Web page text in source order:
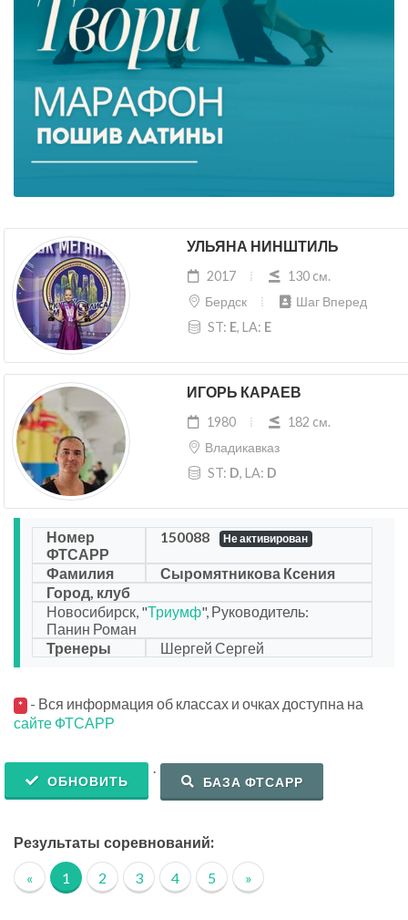
УЛЬЯНА НИНШТИЛЬ
2017
130 cм.
Бердск
Шаг Вперед
ST: E, LA: E
ИГОРЬ КАРАЕВ
1980
182 cм.
Владикавказ
ST: D, LA: D
Номер
ФТСАРР
150088 Не активирован
Фамилия
Сыромятникова Ксения
Город, клуб
Новосибирск, "Триумф", Руководитель:
Панин Роман
Тренеры
Шергей Сергей
* - Вся информация об классах и очках доступна на
сайте ФТСАРР
ОБНОВИТЬ
.
БАЗА ФТСАРР
Результаты соревнований:
« 1 2 3 4 5 »